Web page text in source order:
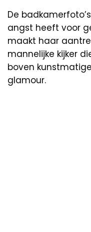
De
angst heeft voor
maakt haar
mannelijke kijker
boven
glamour.